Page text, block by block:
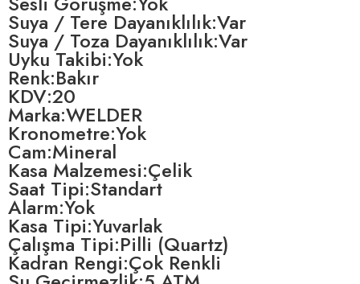
Suya / Tere Dayanıklılık:Var
Suya / Toza Dayanıklılık:Var
Uyku Takibi:Yok
Renk:Bakır
KDV:20
Marka:WELDER
Kronometre:Yok
Cam:Mineral
Kasa Malzemesi:Çelik
Saat Tipi:Standart
Alarm:Yok
Kasa Tipi:Yuvarlak
Çalışma Tipi:Pilli (Quartz)
Kadran Rengi:Çok Renkli